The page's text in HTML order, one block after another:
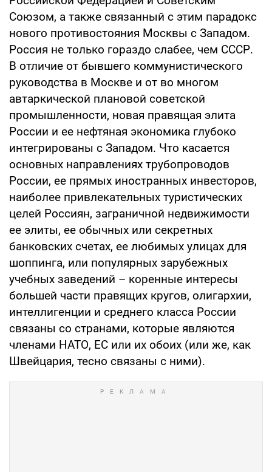
Союзом, а также связанный с этим парадокс
нового противостояния Москвы с Западом.
Россия не только гораздо слабее, чем СССР.
В отличие от бывшего коммунистического
руководства в Москве и от во многом
автаркической плановой советской
промышленности, новая правящая элита
России и ее нефтяная экономика глубоко
интегрированы с Западом. Что касается
основных направлениях трубопроводов
России, ее прямых иностранных инвесторов,
наиболее привлекательных туристических
целей Россиян, заграничной недвижимости
ее элиты, ее обычных или секретных
банковских счетах, ее любимых улицах для
шоппинга, или популярных зарубежных
учебных заведений – коренные интересы
большей части правящих кругов, олигархии,
интеллигенции и среднего класса России
связаны со странами, которые являются
членами НАТО, ЕС или их обоих (или же, как
Швейцария, тесно связаны с ними).